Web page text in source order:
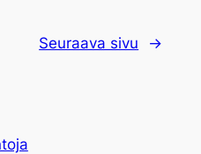
Seuraava sivu →